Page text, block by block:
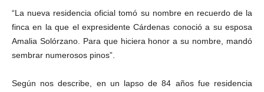
“La nueva residencia oficial tomó su nombre en recuerdo de la
finca en la que el expresidente Cárdenas conoció a su esposa
Amalia Solórzano. Para que hiciera honor a su nombre, mandó
sembrar numerosos pinos”.
Según nos describe, en un lapso de 84 años fue residencia